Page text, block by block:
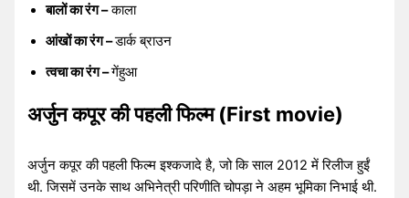
बालों का रंग –काला
आंखों का रंग –डार्क ब्राउन
त्वचा का रंग –गेंहुआ
अर्जुन कपूर की पहली फिल्म (First movie)
अर्जुन कपूर की पहली फिल्म इश्कजादे है, जो कि साल 2012 में रिलीज हुईं
थी. जिसमें उनके साथ अभिनेत्री परिणीति चोपड़ा ने अहम भूमिका निभाई थी.